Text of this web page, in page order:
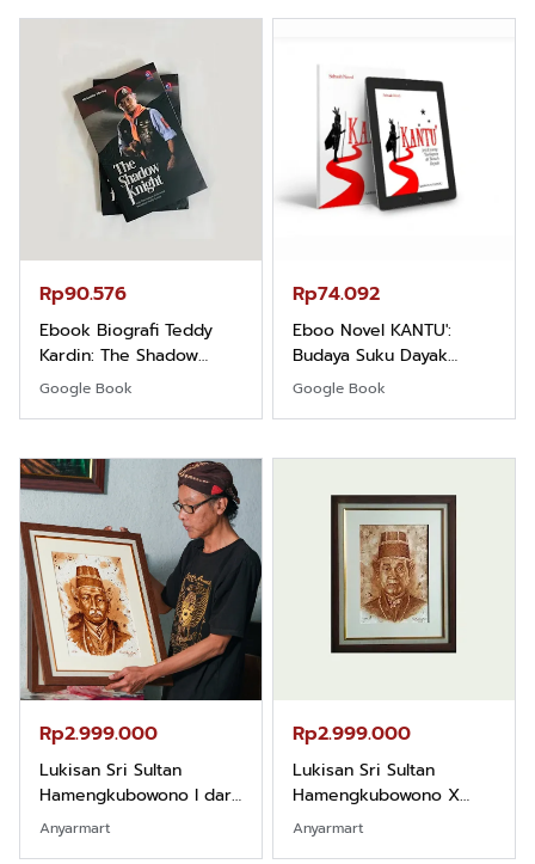
Rp90.576
Ebook Biografi Teddy
Kardin: The Shadow
Khight |
Google Book
Rp74.092
Eboo Novel KANTU':
Budaya Suku Dayak
Borneo
Google Book
Rp2.999.000
Lukisan Sri Sultan
Hamengkubowono I dari
Kopi Karya Rudi Winarso
Anyarmart
Rp2.999.000
Lukisan Sri Sultan
Hamengkubowono X
dari Kopi Karya Rudi
Winarso
Anyarmart